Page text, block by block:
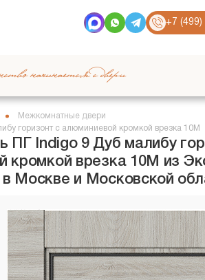
+7
начинается с двери
Межкомнатные двери
горизонт с алюминиевой кромкой врезка 10М
ПГ Indigo 9 Дуб малибу
кромкой врезка 10М из
в Москве и Московской